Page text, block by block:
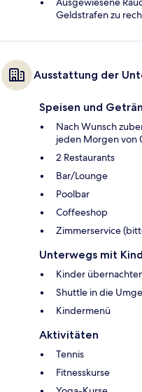
Geldstrafen zu
Ausstattung der
Speisen und
Nach Wunsch
jeden Morgen von
2 Restaurants
Bar/Lounge
Poolbar
Coffeeshop
Zimmerservice
Unterwegs mit
Kinder
Shuttle in die
Kindermenü
Aktivitäten
Tennis
Fitnesskurse